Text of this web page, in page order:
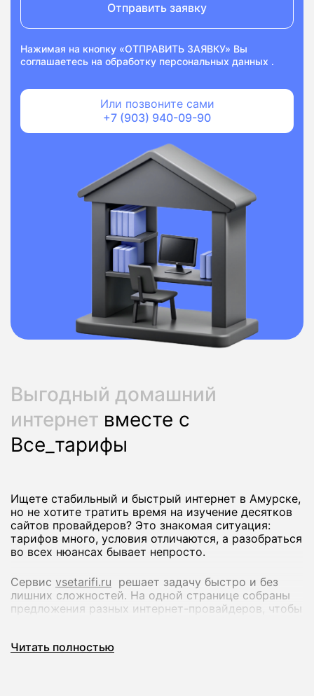
Отправить заявку
Нажимая на кнопку «ОТПРАВИТЬ ЗАЯВКУ» Вы
соглашаетесь на обработку персональных данных .
Или позвоните сами
+7 (903) 940-09-90
Выгодный домашний
интернет вместе с
Все_тарифы
Ищете стабильный и быстрый интернет в Амурске,
но не хотите тратить время на изучение десятков
сайтов провайдеров? Это знакомая ситуация:
тарифов много, условия отличаются, а разобраться
во всех нюансах бывает непросто.
Сервис vsetarifi.ru решает задачу быстро и без
лишних сложностей. На одной странице собраны
предложения разных интернет-провайдеров, чтобы
Читать полностью